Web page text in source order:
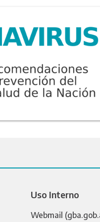
Uso Interno
Webmail